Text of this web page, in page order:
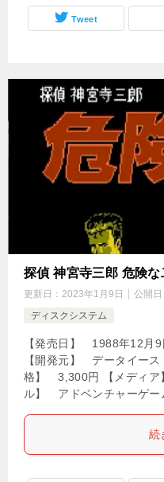
Tweet
探偵 神宮寺三郎 危険な
更新日： 2023年1月9日 公開日
ディスクシステム
【発売日】 1988年12月
【開発元】 データイー
格】 3,300円 【メディア
ル】 アドベンチャーゲ
続